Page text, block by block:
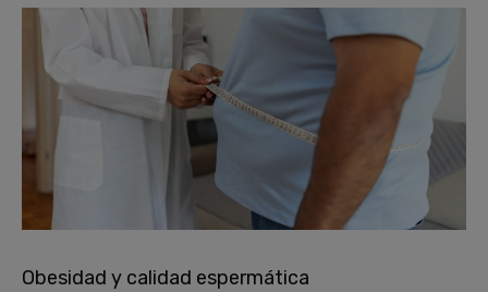
Obesidad y calidad espermática